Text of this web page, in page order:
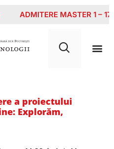
ADMITERE MASTER 1 – 17
a proiectului
Explorăm,